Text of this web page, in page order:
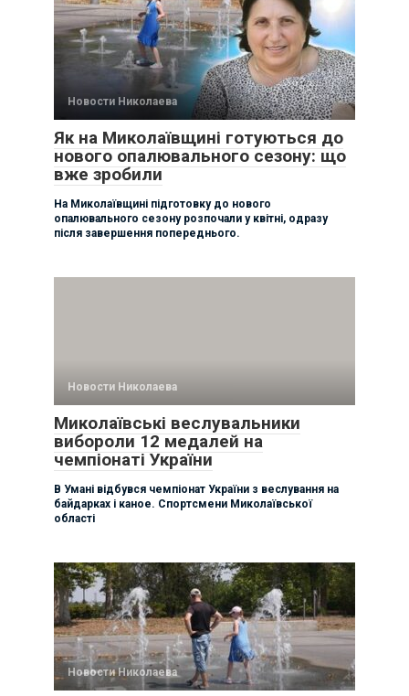
Новости Николаева
Як на Миколаївщині готуються до
нового опалювального сезону: що
вже зробили
На Миколаївщині підготовку до нового
опалювального сезону розпочали у квітні, одразу
після завершення попереднього.
Новости Николаева
Миколаївські веслувальники
вибороли 12 медалей на
чемпіонаті України
В Умані відбувся чемпіонат України з веслування на
байдарках і каное. Спортсмени Миколаївської
області
Новости Николаева